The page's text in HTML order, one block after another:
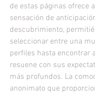
de estas páginas ofrece
sensación de
descubrimiento,
seleccionar entre una
perfiles hasta encontrar
resuene con sus
más profundos. La
anonimato que